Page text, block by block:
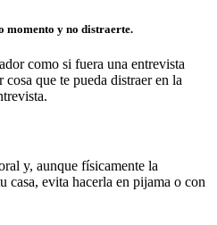
y no distraerte.
como si fuera una entrevista
que te pueda distraer en la
y, aunque físicamente la
casa, evita hacerla en pijama o con